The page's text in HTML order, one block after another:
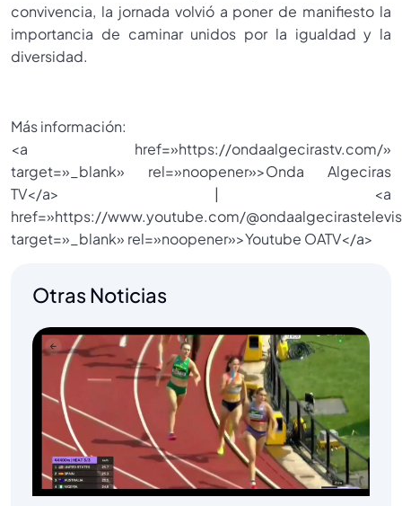
convivencia, la jornada volvió a poner de manifiesto la
importancia de caminar unidos por la igualdad y la
diversidad.
Más información:
<a href=»https://ondaalgecirastv.com/»
target=»_blank» rel=»noopener»>Onda Algeciras
TV</a> | <a
href=»https://www.youtube.com/
target=»_blank» rel=»noopener»>Youtube OATV</a>
Otras Noticias